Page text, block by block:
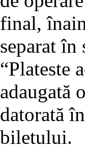
final,
separat în
“Plateste
adaugată
datorată
biletului.